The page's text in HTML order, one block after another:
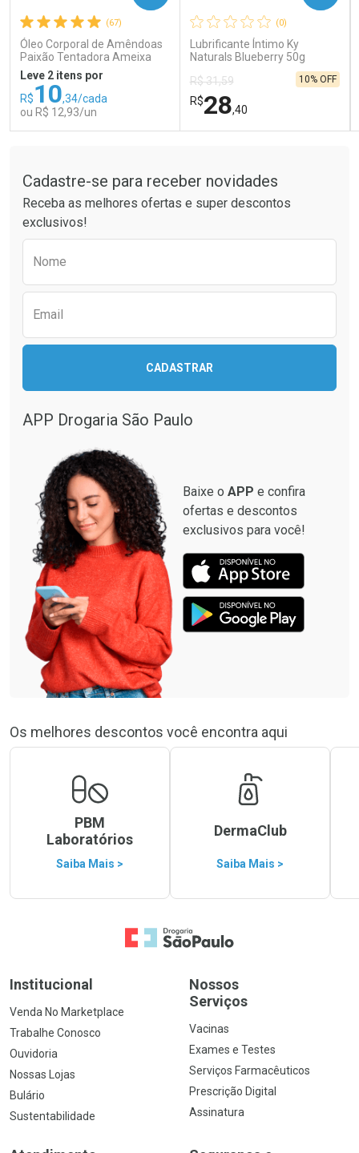
Comprar sem Desconto
Por R$ 41,99/cada
Comprar sem Desconto
Por R$ 41,99/cada
Comprar sem Desconto
Por R$ 66,83/cada
Comprar sem Desconto
Por R$ 66,83/cada
(67)
Óleo Corporal de Amêndoas
Paixão Tentadora Ameixa
Rubi 100ml
Leve 2 itens por
R$10,34/cada
ou R$ 12,93/un
Laboratório
Comprar sem Desconto
Por Menos
Comprar sem Desconto
(0)
Lubrificante Íntimo Ky
Naturals Blueberry 50g
R$ 31,59
R$28,40
10% OFF
Laboratório
Comprar sem Desconto
Por Menos
Comprar sem Desconto
Cadastre-se para receber novidades
Receba as melhores ofertas e super descontos
exclusivos!
Nome
Email
CADASTRAR
APP Drogaria São Paulo
Baixe o APP e confira
ofertas e descontos
exclusivos para você!
Os melhores descontos você encontra aqui
PBM
Laboratórios
Saiba Mais >
DermaClub
Saiba Mais >
Ir para a Home
Institucional
Venda No Marketplace
Trabalhe Conosco
Ouvidoria
Nossas Lojas
Bulário
Sustentabilidade
Nossos
Serviços
Vacinas
Exames e Testes
Serviços Farmacêuticos
Prescrição Digital
Assinatura